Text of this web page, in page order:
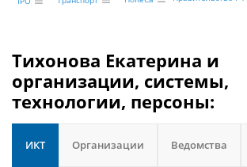
Тихонова Екатерина и
организации, системы,
технологии, персоны:
ИКТ Организации Ведомства